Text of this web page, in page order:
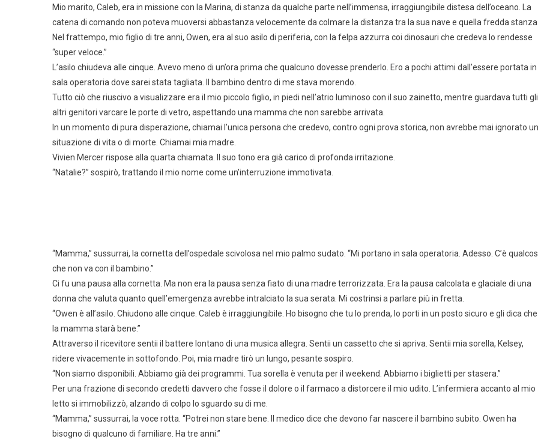
Mio marito, Caleb, era in missione con la Marina, di stanza da qualche parte nell’immensa, irraggiungibile distesa dell’oceano. La
catena di comando non poteva muoversi abbastanza velocemente da colmare la distanza tra la sua nave e quella fredda
Nel frattempo, mio figlio di tre anni, Owen, era al suo asilo di periferia, con la felpa azzurra coi dinosauri che credeva lo rendesse
“super veloce.”
L’asilo chiudeva alle cinque. Avevo meno di un’ora prima che qualcuno dovesse prenderlo. Ero a pochi attimi dall’essere portata in
sala operatoria dove sarei stata tagliata. Il bambino dentro di me stava morendo.
Tutto ciò che riuscivo a visualizzare era il mio piccolo figlio, in piedi nell’atrio luminoso con il suo zainetto, mentre guardava tutti gli
altri genitori varcare le porte di vetro, aspettando una mamma che non sarebbe arrivata.
In un momento di pura disperazione, chiamai l’unica persona che credevo, contro ogni prova storica, non avrebbe mai ignorato
situazione di vita o di morte. Chiamai mia madre.
Vivien Mercer rispose alla quarta chiamata. Il suo tono era già carico di profonda irritazione.
“Natalie?” sospirò, trattando il mio nome come un’interruzione immotivata.
“Mamma,” sussurrai, la cornetta dell’ospedale scivolosa nel mio palmo sudato. “Mi portano in sala operatoria. Adesso. C’è
che non va con il bambino.”
Ci fu una pausa alla cornetta. Ma non era la pausa senza fiato di una madre terrorizzata. Era la pausa calcolata e glaciale di una
donna che valuta quanto quell’emergenza avrebbe intralciato la sua serata. Mi costrinsi a parlare più in fretta.
“Owen è all’asilo. Chiudono alle cinque. Caleb è irraggiungibile. Ho bisogno che tu lo prenda, lo porti in un posto sicuro e gli dica che
la mamma starà bene.”
Attraverso il ricevitore sentii il battere lontano di una musica allegra. Sentii un cassetto che si apriva. Sentii mia sorella, Kelsey,
ridere vivacemente in sottofondo. Poi, mia madre tirò un lungo, pesante sospiro.
“Non siamo disponibili. Abbiamo già dei programmi. Tua sorella è venuta per il weekend. Abbiamo i biglietti per stasera.”
Per una frazione di secondo credetti davvero che fosse il dolore o il farmaco a distorcere il mio udito. L’infermiera accanto al mio
letto si immobilizzò, alzando di colpo lo sguardo su di me.
“Mamma,” sussurrai, la voce rotta. “Potrei non stare bene. Il medico dice che devono far nascere il bambino subito. Owen ha
bisogno di qualcuno di familiare. Ha tre anni.”